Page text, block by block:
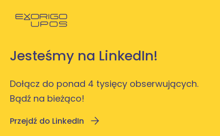
Jesteśmy na LinkedIn!
Dołącz do ponad 4 tysięcy obserwujących.
Bądź na bieżąco!
Przejdź do LinkedIn